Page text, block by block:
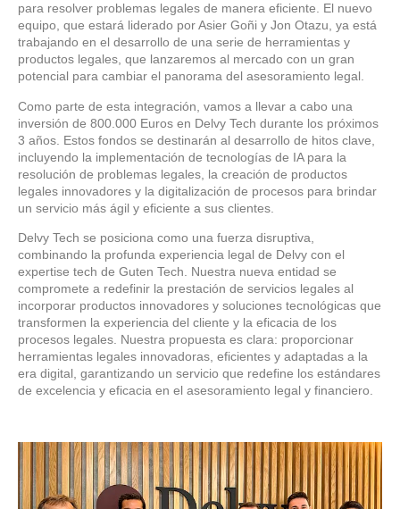
para resolver problemas legales de manera eficiente. El nuevo
equipo, que estará liderado por Asier Goñi y Jon Otazu, ya está
trabajando en el desarrollo de una serie de herramientas y
productos legales, que lanzaremos al mercado con un gran
potencial para cambiar el panorama del asesoramiento legal.
Como parte de esta integración, vamos a llevar a cabo una
inversión de 800.000 Euros en Delvy Tech durante los próximos
3 años. Estos fondos se destinarán al desarrollo de hitos clave,
incluyendo la implementación de tecnologías de IA para la
resolución de problemas legales, la creación de productos
legales innovadores y la digitalización de procesos para brindar
un servicio más ágil y eficiente a sus clientes.
Delvy Tech se posiciona como una fuerza disruptiva,
combinando la profunda experiencia legal de Delvy con el
expertise tech de Guten Tech. Nuestra nueva entidad se
compromete a redefinir la prestación de servicios legales al
incorporar productos innovadores y soluciones tecnológicas que
transformen la experiencia del cliente y la eficacia de los
procesos legales. Nuestra propuesta es clara: proporcionar
herramientas legales innovadoras, eficientes y adaptadas a la
era digital, garantizando un servicio que redefine los estándares
de excelencia y eficacia en el asesoramiento legal y financiero.